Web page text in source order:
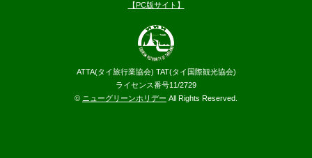
【PC版サイト】
ATTA(タイ旅行業協会) TAT(タイ国際観光協会)
ライセンス番号11/2729
© ニューグリーンホリデー All Rights Reserved.